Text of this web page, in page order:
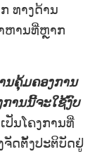
ທາງດ້ານ
ຫານທີ່ຫຼາກ
ນຄຸ້ມຄອງການ
ານນີ້ຈະໃຊ້ງົບ
ປັນ​ໂຄງ​ການ​ທີ່
ຈັດ​ຕັ້ງ​ປະ​ຕິ​ບັດ​ຢູ່